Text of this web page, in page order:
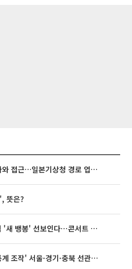
태풍 '돌핀' 오키나와 접근…일본기상청 경로 업데이트
뜻은?
빅뱅, 20주년 기념 '새 뱅봉' 선보인다⋯콘서트 앞두고 팝업 개최
' 서울·경기·충북 선관위 등 추가 압수수색